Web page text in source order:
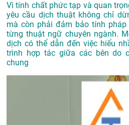
Vì tính chất phức tạp và quan
yêu cầu dịch thuật không chỉ
mà còn phải đảm bảo tính
từng thuật ngữ chuyên ngành.
dịch có thể dẫn đến việc hiểu
trình hợp tác giữa các bên do
chung